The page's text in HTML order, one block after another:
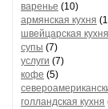
варенье (10)
армянская кухня
швейцарская кухня
супы (7)
услуги (7)
кофе (5)
голландская кухня